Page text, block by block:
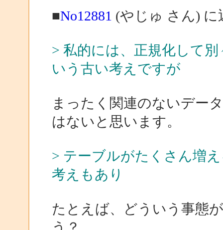
■No12881 (やじゅ さん) に
> 私的には、正規化して
いう古い考えですが
まったく関連のないデー
はないと思います。
> テーブルがたくさん増
考えもあり
たとえば、どういう事態